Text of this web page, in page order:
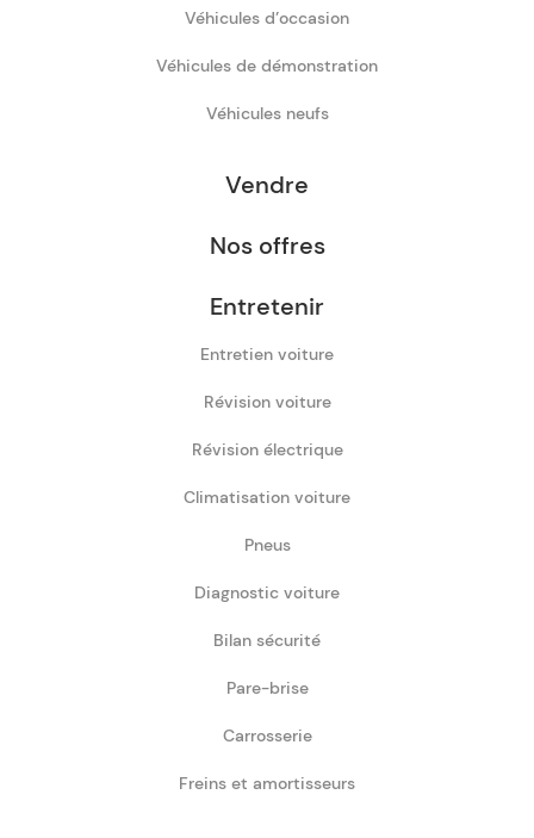
Véhicules d’occasion
Véhicules de démonstration
Véhicules neufs
Vendre
Nos offres
Entretenir
Entretien voiture
Révision voiture
Révision électrique
Climatisation voiture
Pneus
Diagnostic voiture
Bilan sécurité
Pare-brise
Carrosserie
Freins et amortisseurs